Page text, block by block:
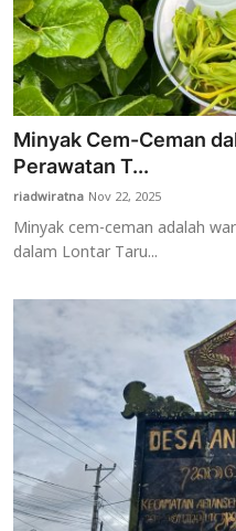
Minyak Cem-Ceman
Perawatan T...
riadwiratna Nov 22, 2025
Minyak cem-ceman adalah
dalam Lontar Taru...